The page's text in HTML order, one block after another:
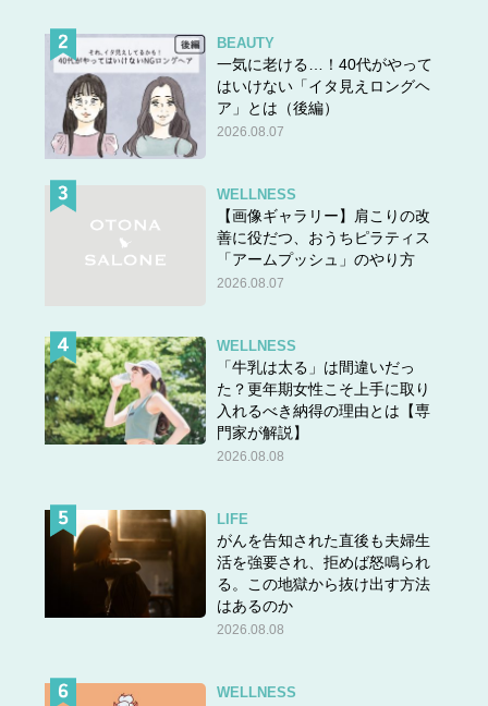
そこで今回はリベンジすべく、前回購入して「見た目はお
仕事仕様、快適さはほぼジャージ」と大活躍したアンクル
パンツを、イロチ買いしてみました。
BEAUTY
一気に老ける…！40代がやって
はいけない「イタ見えロングヘ
ア」とは（後編）
2026.08.07
WELLNESS
【画像ギャラリー】肩こりの改
善に役だつ、おうちピラティス
「アームプッシュ」のやり方
2026.08.07
WELLNESS
「牛乳は太る」は間違いだっ
た？更年期女性こそ上手に取り
入れるべき納得の理由とは【専
門家が解説】
2026.08.08
LIFE
がんを告知された直後も夫婦生
活を強要され、拒めば怒鳴られ
る。この地獄から抜け出す方法
はあるのか
2026.08.08
WELLNESS